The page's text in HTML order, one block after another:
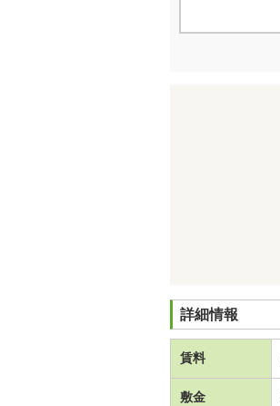
詳細情報
賃料
敷金